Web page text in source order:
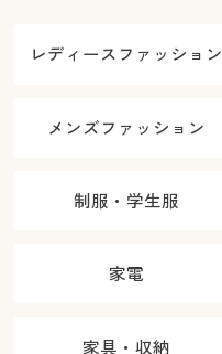
レディースファッション
メンズファッション
制服・学生服
家電
家具・収納